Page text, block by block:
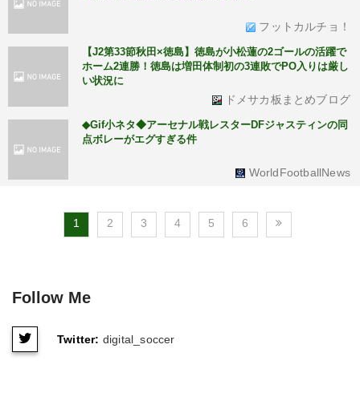
フットカルチョ！
【J2第33節秋田×徳島】徳島が小松蓮の2ゴールの活躍で
ホーム2連勝！徳島は増田体制初の3連敗でPO入りは厳し
い状況に
ドメサカ板まとめブログ
◆Gif小ネタ◆アーセナル戦レスターDFジャスティンの同
点ボレーがエグすぎる件
WorldFootballNews
1 2 3 4 5 6
Follow Me
Twitter: digital_soccer